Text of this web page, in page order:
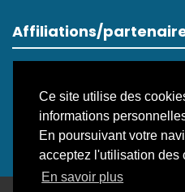
Ce site utilise des
informations
En poursuivant votre
acceptez l'utilisation des
En savoir plus
Affiliations/